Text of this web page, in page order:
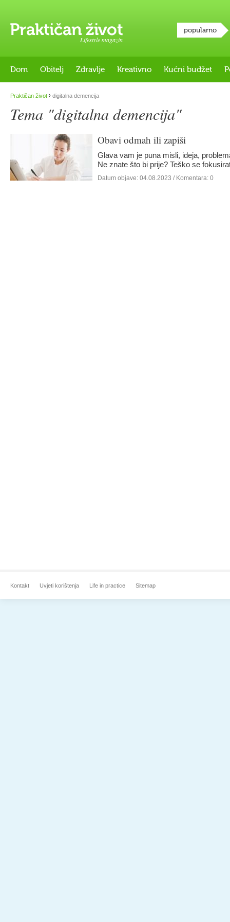
Lifestyle magazin
popularno
Dom Obitelj Zdravlje Kreativno Kućni budžet
Praktičan život › digitalna demencija
Tema "digitalna demencija"
Obavi odmah ili zapiši
Glava vam je puna misli, ideja,
Ne znate što bi prije? Teško se
Datum objave: 04.08.2023 / Komentara: 0
Kontakt Uvjeti korištenja Life in practice Sitemap